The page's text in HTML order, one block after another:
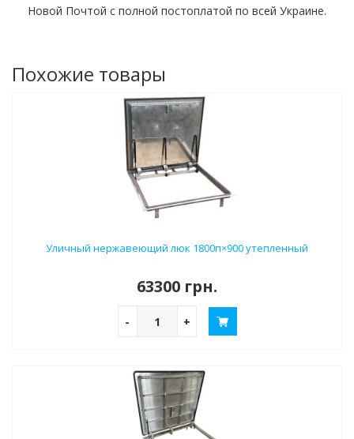
Новой Почтой с полной постоплатой по всей Украине.
Похожие товары
Уличный нержавеющий люк 1800п×900 утепленный
63300 грн.
- +